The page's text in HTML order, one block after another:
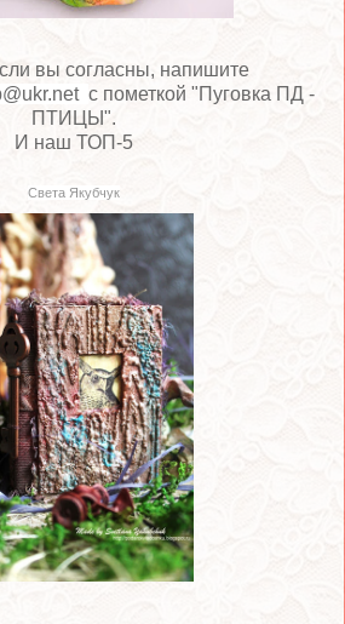
сли вы согласны, напишите
с пометкой "Пуговка ПД -
ПТИЦЫ ".
И наш ТОП-5
Света Якубчук